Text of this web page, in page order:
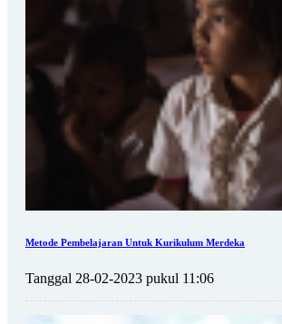
Metode Pembelajaran Untuk Kurikulum Merdeka
Tanggal 28-02-2023 pukul 11:06